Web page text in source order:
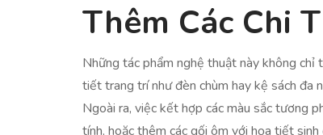
Thêm Các Chi
Những tác phẩm nghệ thuật này không chỉ
tiết trang trí như đèn chùm hay kệ sách đa
Ngoài ra, việc kết hợp các màu sắc tương
tính, hoặc thêm các gối ôm với họa tiết